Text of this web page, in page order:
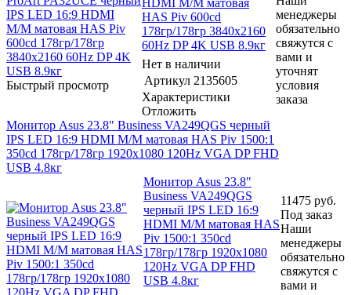
Быстрый просмотр
HAS Piv 600cd
178гр/178гр 3840x2160
60Hz DP 4K USB 8.9кг
Нет в наличии
Артикул 2135605
Характеристики
Отложить
менеджеры
обязательно
свяжутся с
вами и
уточнят
условия
заказа
Монитор Asus 23.8" Business VA249QGS черный
IPS LED 16:9 HDMI M/M матовая HAS Piv 1500:1
350cd 178гр/178гр 1920x1080 120Hz VGA DP FHD
USB 4.8кг
Монитор Asus 23.8"
Business VA249QGS
черный IPS LED 16:9
HDMI M/M матовая HAS
Piv 1500:1 350cd
178гр/178гр 1920x1080
120Hz VGA DP FHD
USB 4.8кг
11475 руб.
Под заказ
Наши
менеджеры
обязательно
свяжутся с
вами и